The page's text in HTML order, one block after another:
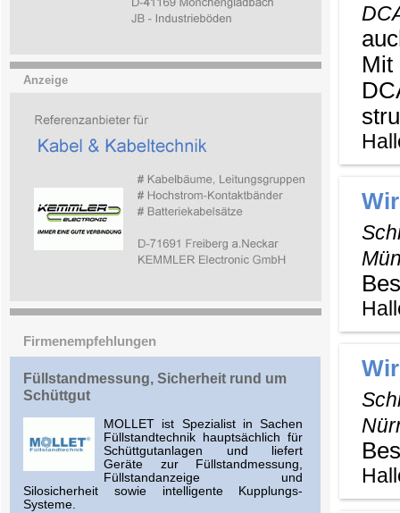
Anzeige
Firmenempfehlungen
Füllstandmessung, Sicherheit rund um
Schüttgut
MOLLET ist Spezialist in Sachen
Füllstandtechnik hauptsächlich für
Schüttgutanlagen und liefert
Geräte zur Füllstandmessung,
Füllstandanzeige und
Silosicherheit sowie intelligente Kupplungs-
Systeme.
Mit